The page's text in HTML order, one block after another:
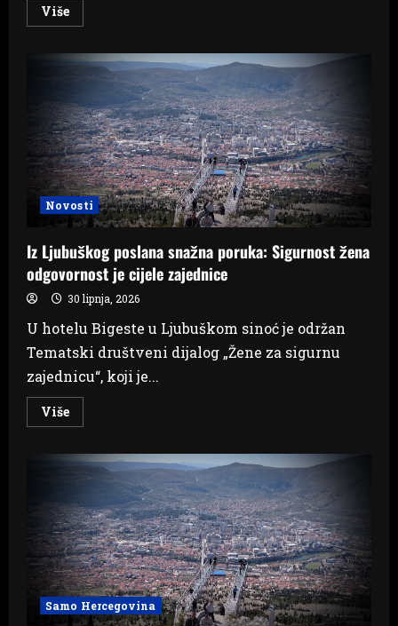
VišeRead
more
pod
udarom
ekstremnog
toplinskog
vala:
Crvena
upozorenja
diljem
kontinenta
Novosti
Iz Ljubuškog poslana snažna poruka: Sigurnost žena
odgovornost je cijele zajednice
30 lipnja, 2026
U hotelu Bigeste u Ljubuškom sinoć je održan
Tematski društveni dijalog „Žene za sigurnu
zajednicu“, koji je...
VišeRead
more
Ljubuškog
poslana
snažna
Sigurnost
žena
odgovornost
je
cijele
zajednice
Samo Hercegovina